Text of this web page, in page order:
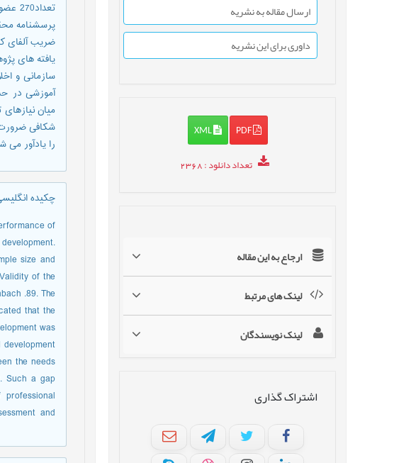
ارسال مقاله به نشریه
داوری برای این نشریه
PDF
XML
تعداد دانلود: 2368
ارجاع به این مقاله
لینک های مرتبط
لینک نویسندگان
اشتراک گذاری
پرسشنامه
یافته های
سازمانی و
آموزشی در
میان
شکافی ضرورت
را یادآور می
چکیده
of
size and
of the
.89. The
that the
was
the needs
Such a gap
and